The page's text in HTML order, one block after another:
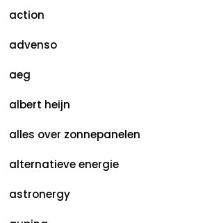
action
advenso
aeg
albert heijn
alles over zonnepanelen
alternatieve energie
astronergy